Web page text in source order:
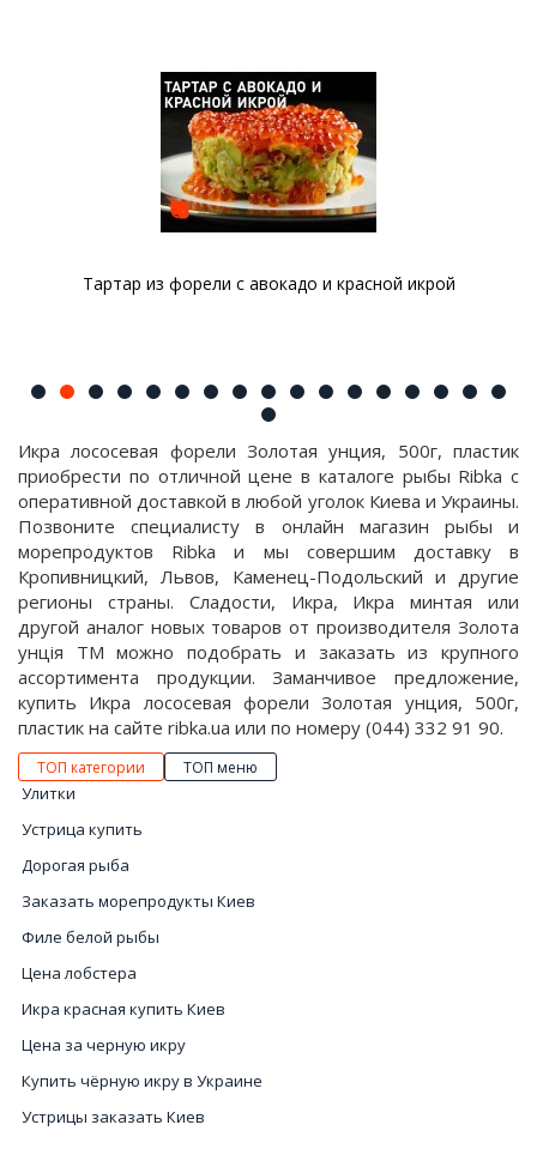
Тартар из форели с авокадо и красной икрой
Икра лососевая форели Золотая унция, 500г, пластик
приобрести по отличной цене в каталоге рыбы Ribka с
оперативной доставкой в любой уголок Киева и Украины.
Позвоните специалисту в онлайн магазин рыбы и
морепродуктов Ribka и мы совершим доставку в
Кропивницкий, Львов, Каменец-Подольский и другие
регионы страны. Сладости, Икра, Икра минтая или
другой аналог новых товаров от производителя Золота
унція ТМ можно подобрать и заказать из крупного
ассортимента продукции. Заманчивое предложение,
купить Икра лососевая форели Золотая унция, 500г,
пластик на сайте ribka.ua или по номеру (044) 332 91 90.
ТОП категории ТОП меню
Улитки
Устрица купить
Дорогая рыба
Заказать морепродукты Киев
Филе белой рыбы
Цена лобстера
Икра красная купить Киев
Цена за черную икру
Купить чёрную икру в Украине
Устрицы заказать Киев